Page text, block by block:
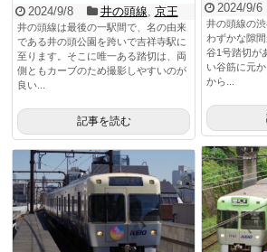
2024/9/8 井の頭線 京王
井の頭線は最後の一駅間で、名の由来
である井の頭公園を跨いで吉祥寺駅に
至ります。そこに唯一ある踏切は、両
側ともカーブのため撮影しやすいのが
良い...
記事を読む
2024/9/6
井の頭線の
わずかな隙
谷1号踏切が
い谷筋に元
から...